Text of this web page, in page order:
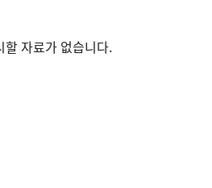
할 자료가 없습니다.